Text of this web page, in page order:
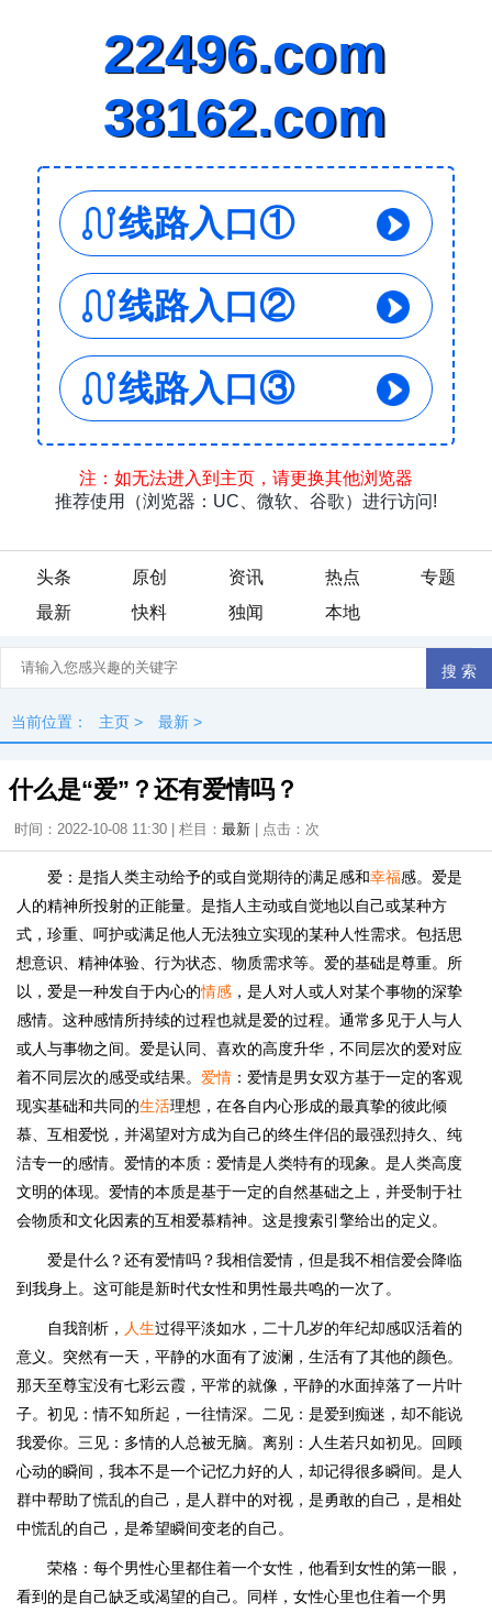
头条 原创 资讯 热点
专题
最新
快料 独闻 本地
当前位置： 主页 > 最新 >
什么是“爱”？还有爱情吗？
时间：2022-10-08 11:30 | 栏目： 最新 | 点击： 次
爱：是指人类主动给予的或自觉期待的满足感和幸福感。爱是
人的精神所投射的正能量。是指人主动或自觉地以自己或某种方
式，珍重、呵护或满足他人无法独立实现的某种人性需求。包括思
想意识、精神体验、行为状态、物质需求等。爱的基础是尊重。所
以，爱是一种发自于内心的情感 ，是人对人或人对某个事物的深挚
感情。这种感情所持续的过程也就是爱的过程。通常多见于人与人
或人与事物之间。爱是认同、喜欢的高度升华，不同层次的爱对应
着不同层次的感受或结果。 爱情 ：爱情是男女双方基于一定的客观
现实基础和共同的生活理想，在各自内心形成的最真挚的彼此倾
慕、互相爱悦，并渴望对方成为自己的终生伴侣的最强烈持久、纯
洁专一的感情。爱情的本质：爱情是人类特有的现象。是人类高度
文明的体现。爱情的本质是基于一定的自然基础之上，并受制于社
会物质和文化因素的互相爱慕精神。这是搜索引擎给出的定义。
爱是什么？还有爱情吗？我相信爱情，但是我不相信爱会降临
到我身上。这可能是新时代女性和男性最共鸣的一次了。
自我剖析， 人生过得平淡如水，二十几岁的年纪却感叹活着的
意义。突然有一天，平静的水面有了波澜，生活有了其他的颜色。
那天至尊宝没有七彩云霞，平常的就像，平静的水面掉落了一片叶
子。初见：情不知所起，一往情深。二见：是爱到痴迷，却不能说
我爱你。三见：多情的人总被无脑。离别：人生若只如初见。回顾
心动的瞬间，我本不是一个记忆力好的人，却记得很多瞬间。是人
群中帮助了慌乱的自己，是人群中的对视，是勇敢的自己，是相处
中慌乱的自己，是希望瞬间变老的自己。
荣格：每个男性心里都住着一个女性，他看到女性的第一眼，
看到的是自己缺乏或渴望的自己。同样，女性心里也住着一个男